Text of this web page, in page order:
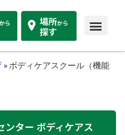
»ボディケアスクール（機能
ンター ボディケアス